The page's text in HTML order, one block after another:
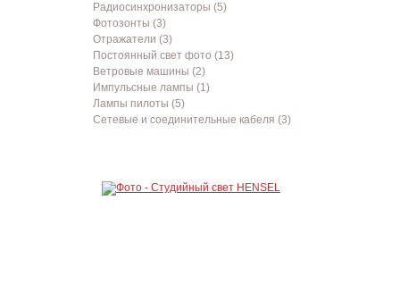
Радиосинхронизаторы (5)
Фотозонты (3)
Отражатели (3)
Постоянный свет фото (13)
Ветровые машины (2)
Импульсные лампы (1)
Лампы пилоты (5)
Сетевые и соединительные кабеля (3)